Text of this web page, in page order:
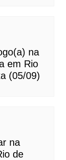
na
em Rio
(05/09)
na
de